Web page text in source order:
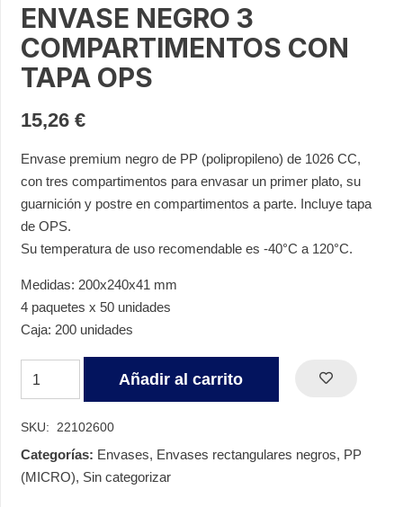
ENVASE NEGRO 3
COMPARTIMENTOS CON
TAPA OPS
15,26 €
Envase premium negro de PP (polipropileno) de 1026 CC,
con tres compartimentos para envasar un primer plato, su
guarnición y postre en compartimentos a parte. Incluye tapa
de OPS.
Su temperatura de uso recomendable es -40°C a 120°C.
Medidas: 200x240x41 mm
4 paquetes x 50 unidades
Caja: 200 unidades
CON
TAPA
Añadir al carrito
SKU: 22102600
Categorías: Envases, Envases rectangulares negros, PP
(MICRO), Sin categorizar